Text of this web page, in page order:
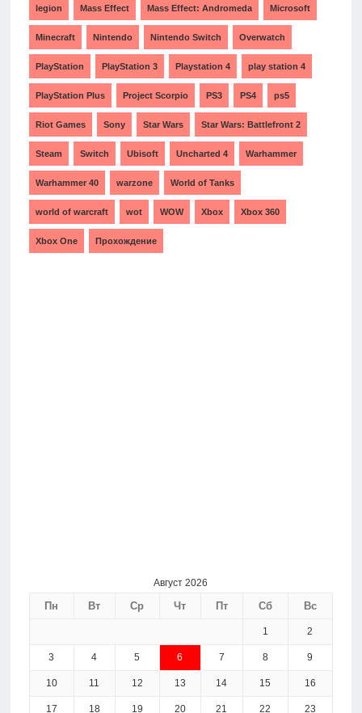
legion Mass Effect Mass Effect: Andromeda Microsoft
Minecraft Nintendo Nintendo Switch Overwatch
PlayStation PlayStation 3 Playstation 4 play station 4
PlayStation Plus Project Scorpio PS3 PS4 ps5
Riot Games Sony Star Wars Star Wars: Battlefront 2
Steam Switch Ubisoft Uncharted 4 Warhammer
Warhammer 40 warzone World of Tanks
world of warcraft wot WOW Xbox Xbox 360
Xbox One Прохождение
Август 2026
Пн Вт Ср Чт Пт Сб Вс
1 2
3 4 5 6 7 8 9
10 11 12 13 14 15 16
17 18 19 20 21 22 23